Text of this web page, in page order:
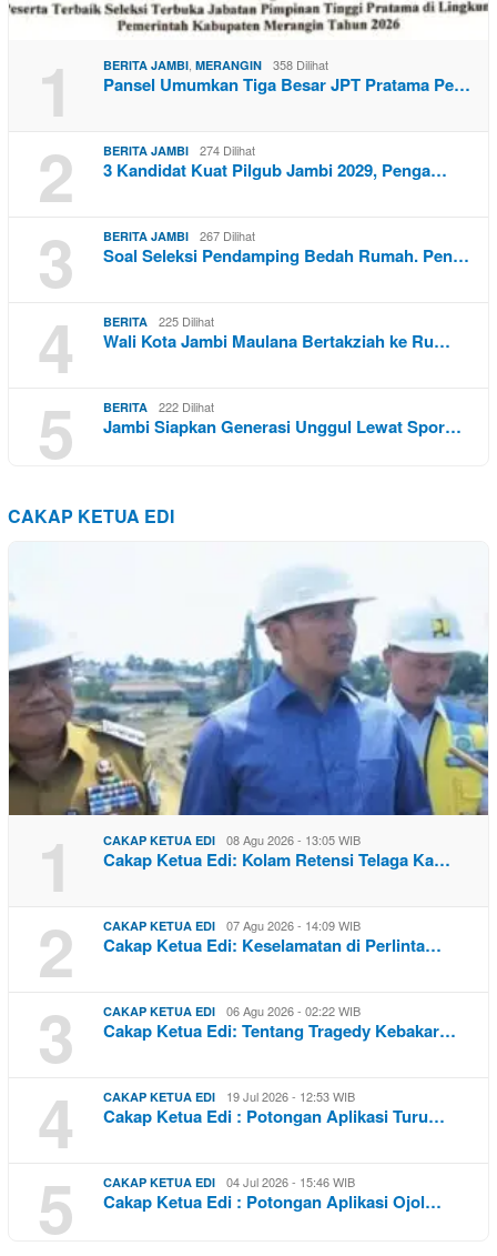
1 BERITA JAMBI, MERANGIN 358 Dilihat
Pansel Umumkan Tiga Besar JPT Pratama Pe…
2 BERITA JAMBI 274 Dilihat
3 Kandidat Kuat Pilgub Jambi 2029, Penga…
3 BERITA JAMBI 267 Dilihat
Soal Seleksi Pendamping Bedah Rumah. Pen…
4 BERITA 225 Dilihat
Wali Kota Jambi Maulana Bertakziah ke Ru…
5 BERITA 222 Dilihat
Jambi Siapkan Generasi Unggul Lewat Spor…
CAKAP KETUA EDI
1 CAKAP KETUA EDI 08 Agu 2026 - 13:05 WIB
Cakap Ketua Edi: Kolam Retensi Telaga Ka…
2 CAKAP KETUA EDI 07 Agu 2026 - 14:09 WIB
Cakap Ketua Edi: Keselamatan di Perlinta…
3 CAKAP KETUA EDI 06 Agu 2026 - 02:22 WIB
Cakap Ketua Edi: Tentang Tragedy Kebakar…
4 CAKAP KETUA EDI 19 Jul 2026 - 12:53 WIB
Cakap Ketua Edi : Potongan Aplikasi Turu…
5 CAKAP KETUA EDI 04 Jul 2026 - 15:46 WIB
Cakap Ketua Edi : Potongan Aplikasi Ojol…